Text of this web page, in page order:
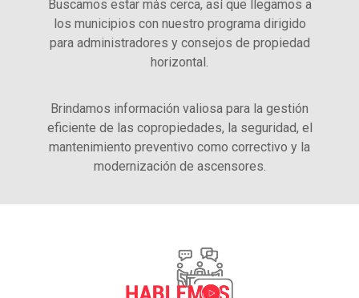
Buscamos estar más cerca, así que llegamos a
los municipios con nuestro programa dirigido
para administradores y consejos de propiedad
horizontal.
Brindamos información valiosa para la gestión
eficiente de las copropiedades, la seguridad, el
mantenimiento preventivo como correctivo y la
modernización de ascensores.